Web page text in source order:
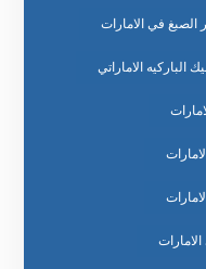
الصبغ في الامارات
الباركيه الاماراتي